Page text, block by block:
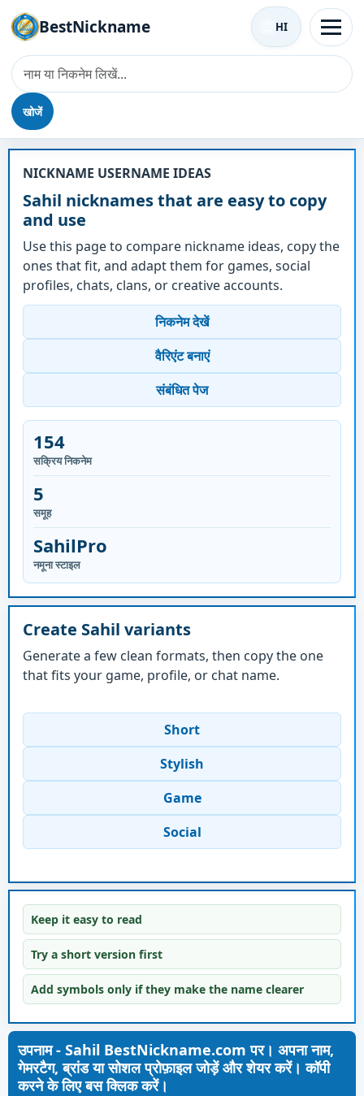
BestNickname
खोजें
HI
उपनाम - Sahil
NICKNAME USERNAME IDEAS
Sahil nicknames that are easy to copy
and use
Use this page to compare nickname ideas, copy the
ones that fit, and adapt them for games, social
profiles, chats, clans, or creative accounts.
निकनेम देखें
वैरिएंट बनाएं
संबंधित पेज
154
सक्रिय निकनेम
5
समूह
SahilPro
नमूना स्टाइल
Create Sahil variants
Generate a few clean formats, then copy the one
that fits your game, profile, or chat name.
Short
Stylish
Game
Social
Keep it easy to read
Try a short version first
Add symbols only if they make the name clearer
उपनाम - Sahil BestNickname.com पर। अपना नाम,
गेमरटैग, ब्रांड या सोशल प्रोफ़ाइल जोड़ें और शेयर करें। कॉपी
करने के लिए बस क्लिक करें।